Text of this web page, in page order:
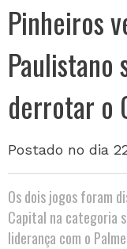
Pinheiros
Paulistano
derrotar o
Postado no dia
Os dois jogos foram
Capital na categoria
liderança com o